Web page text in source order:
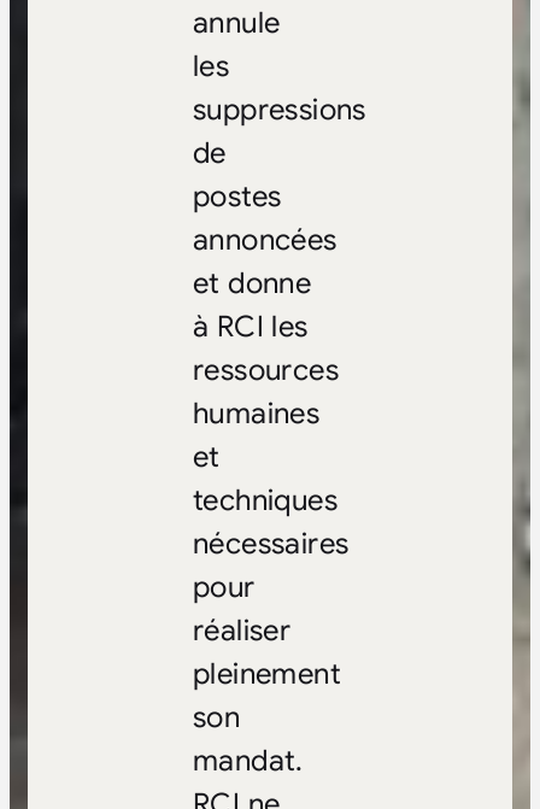
annule
les
suppressions
de
postes
annoncées
et donne
à RCI les
ressources
humaines
et
techniques
nécessaires
pour
réaliser
pleinement
son
mandat.